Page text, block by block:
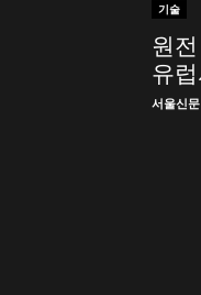
기술
원
유
서울신문